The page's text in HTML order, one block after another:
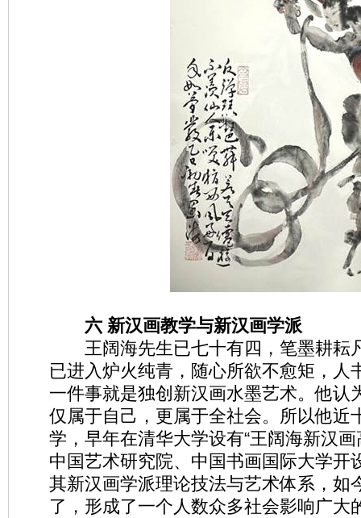
六 新汉画教学与新汉画学派
王阔海先生已七十有四，笔墨耕耘
已进入炉火纯青，随心所欲不愈矩，人
一件事就是独创新汉画水墨艺术。他认
仅属于自己，更属于全社会。所以他近
学，早年在清华大学设有“王阔海新汉
中国艺术研究院、中国书画国际大学开
其新汉画学派理论技法与艺术体系，如
了，形成了一个人数众多社会影响广大